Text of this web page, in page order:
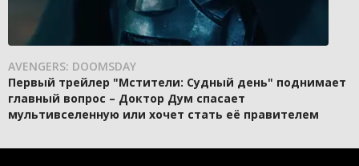
AVENGERS: DOOMSDAY
Первый трейлер "Мстители: Судный день" поднимает
главный вопрос – Доктор Дум спасает
мультивселенную или хочет стать её правителем